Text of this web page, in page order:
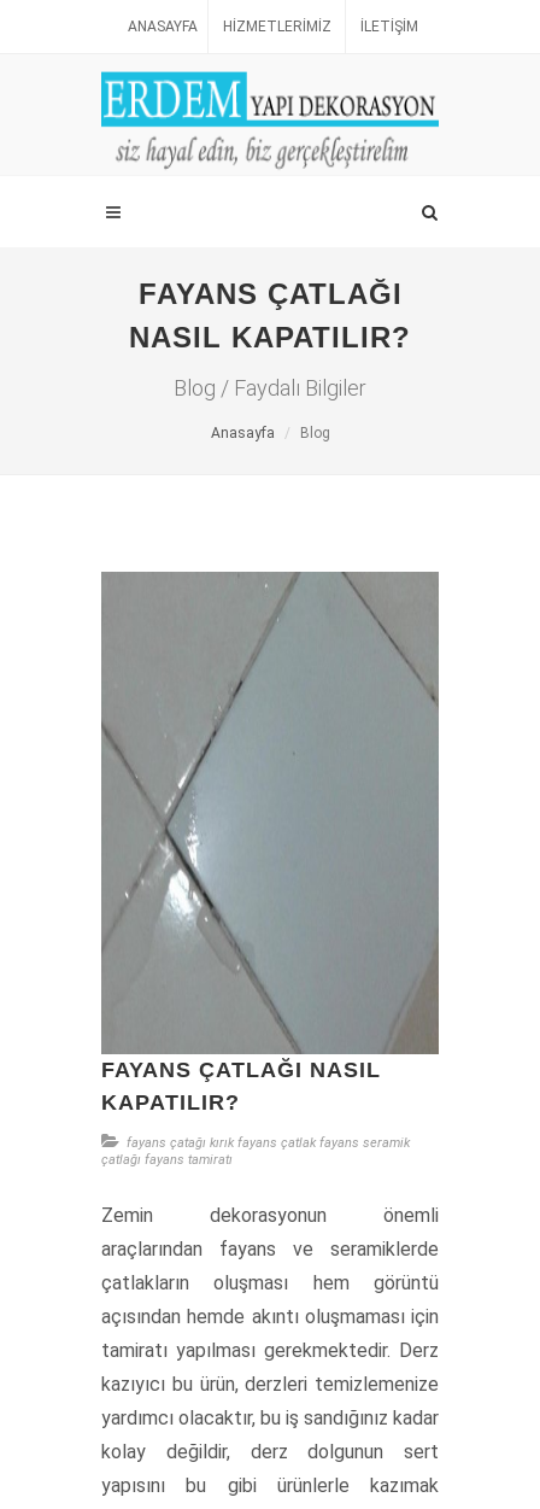
ANASAYFA HIZMETLERIMIZ İLETIŞIM
FAYANS ÇATLAĞI
NASIL KAPATILIR?
Blog / Faydalı Bilgiler
Anasayfa Blog
FAYANS ÇATLAĞI NASIL
KAPATILIR?
fayans çatağı kırık fayans çatlak fayans seramik
çatlağı fayans tamiratı
Zemin dekorasyonun önemli
araçlarından fayans ve seramiklerde
çatlakların oluşması hem görüntü
açısından hemde akıntı oluşmaması için
tamiratı yapılması gerekmektedir. Derz
kazıyıcı bu ürün, derzleri temizlemenize
yardımcı olacaktır, bu iş sandığınız kadar
kolay değildir, derz dolgunun sert
yapısını bu gibi ürünlerle kazımak